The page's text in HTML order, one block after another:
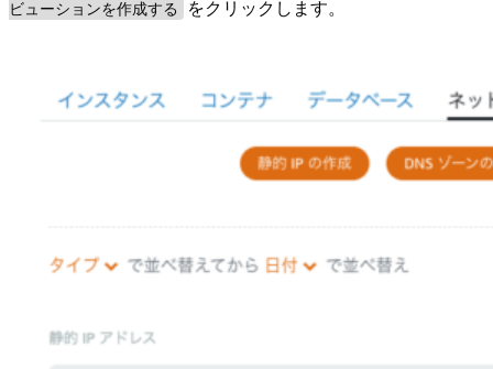
ビューションを作成する をクリックします。